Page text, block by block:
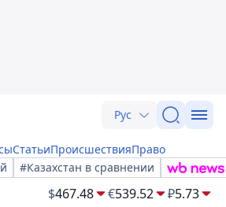
Рус
СтатьиПроисшествияПраво
#Казахстан в сравнении
$467.48 €539.52 ₽5.73